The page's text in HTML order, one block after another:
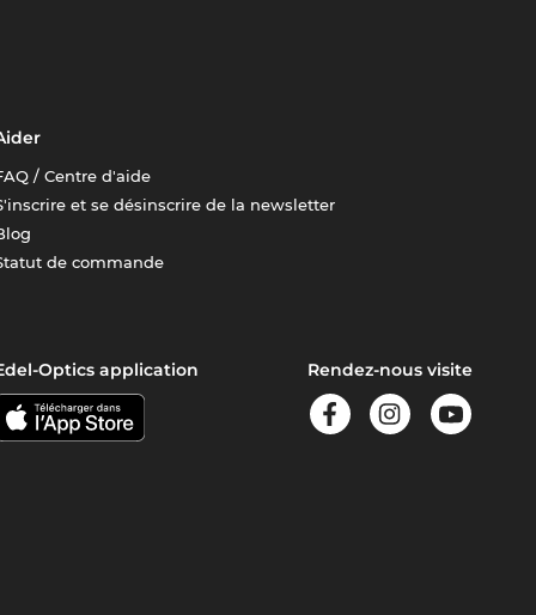
/ Centre d'aide
et se désinscrire de la newsletter
de commande
Optics application Rendez-nous visite